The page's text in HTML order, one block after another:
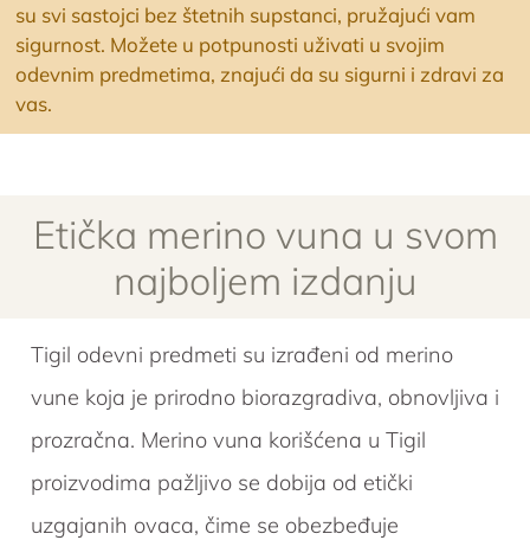
su svi sastojci bez štetnih supstanci, pružajući vam
sigurnost. Možete u potpunosti uživati u svojim
odevnim predmetima, znajući da su sigurni i zdravi za
vas.
Etička merino vuna u svom
najboljem izdanju
Tigil odevni predmeti su izrađeni od merino
vune koja je prirodno biorazgradiva, obnovljiva i
prozračna. Merino vuna korišćena u Tigil
proizvodima pažljivo se dobija od etički
uzgajanih ovaca, čime se obezbeđuje